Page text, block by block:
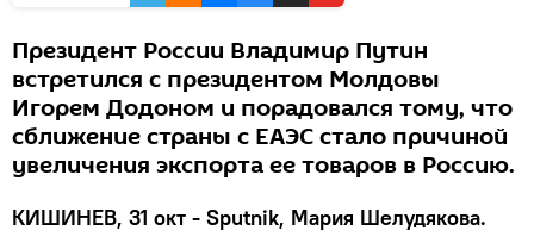
Президент России Владимир Путин
встретился с президентом Молдовы
Игорем Додоном и порадовался тому, что
сближение страны с ЕАЭС стало причиной
увеличения экспорта ее товаров в Россию.
КИШИНЕВ, 31 окт - Sputnik, Мария Шелудякова.